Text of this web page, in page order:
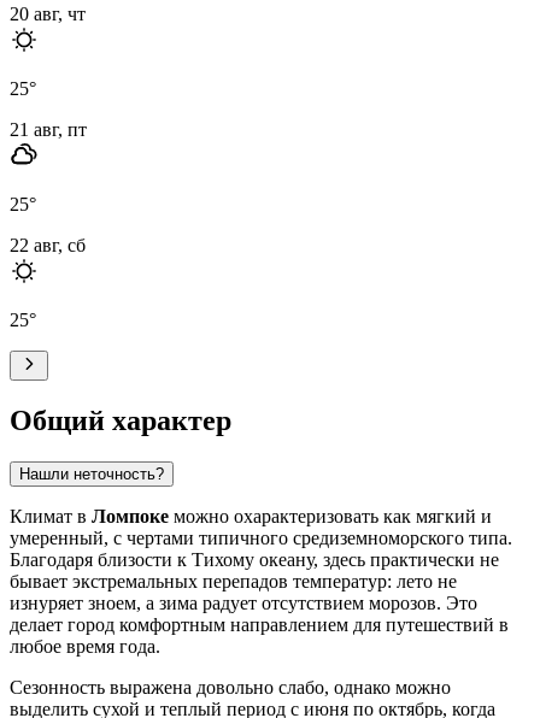
20 авг, чт
25°
21 авг, пт
25°
22 авг, сб
25°
Общий характер
Нашли неточность?
Климат в Ломпоке можно охарактеризовать как мягкий и
умеренный, с чертами типичного средиземноморского типа.
Благодаря близости к Тихому океану, здесь практически не
бывает экстремальных перепадов температур: лето не
изнуряет зноем, а зима радует отсутствием морозов. Это
делает город комфортным направлением для путешествий в
любое время года.
Сезонность выражена довольно слабо, однако можно
выделить сухой и теплый период с июня по октябрь, когда